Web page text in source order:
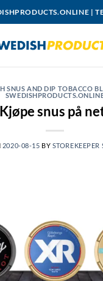
|
SNUS AND DIP TOBACCO
Kjøpe snus på
2020-08-15 BY STOREKEEPER